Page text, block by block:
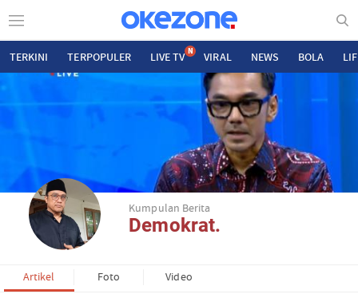
TERKINI TERPOPULER LIVE TV N VIRAL NEWS BOLA
Kumpulan Berita
Demokrat.
Artikel Foto Video